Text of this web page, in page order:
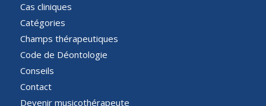
Cas cliniques
Catégories
Champs thérapeutiques
Code de Déontologie
Conseils
Contact
Devenir musicothérapeute